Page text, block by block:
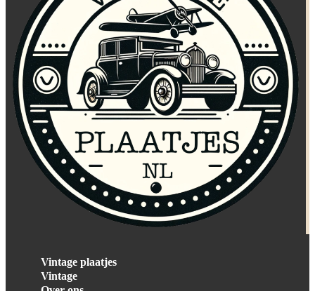
Vintage plaatjes
Vintage